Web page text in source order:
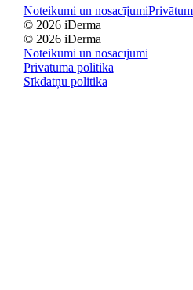
Noteikumi un nosacījumi
© 2026 iDerma
© 2026 iDerma
Noteikumi un nosacījumi
Privātuma politika
Sīkdatņu politika